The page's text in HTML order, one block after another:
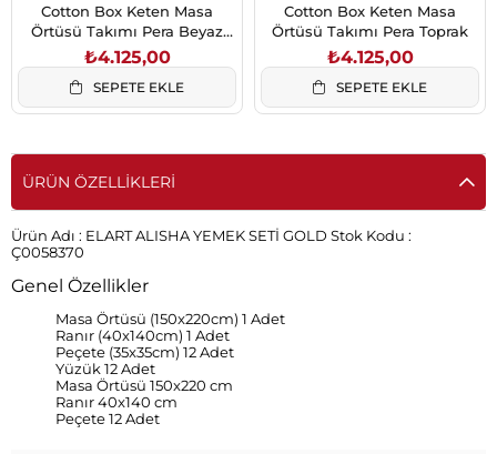
Cotton Box Keten Masa
Örtüsü Takımı Pera Beyaz
175x240
₺4.125,00
SEPETE EKLE
Cotton Box Keten Masa
Örtüsü Takımı Pera Toprak
₺4.125,00
SEPETE EKLE
ÜRÜN ÖZELLIKLERI
Ürün Adı : ELART ALISHA YEMEK SETİ GOLD Stok Kodu :
Ç0058370
Genel Özellikler
Masa Örtüsü (150x220cm) 1 Adet
Ranır (40x140cm) 1 Adet
Peçete (35x35cm) 12 Adet
Yüzük 12 Adet
Masa Örtüsü 150x220 cm
Ranır 40x140 cm
Peçete 12 Adet